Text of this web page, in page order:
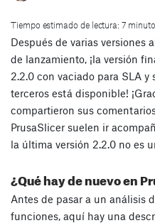
Tiempo estimado de lectura: 7
Después de varias versiones
de lanzamiento, ¡la versión
2.2.0 con vaciado para SLA y
terceros está disponible!
compartieron sus
PrusaSlicer suelen ir
la última versión 2.2.0 no es
¿Qué hay de nuevo en
Antes de pasar a un análisis
funciones, aquí hay una